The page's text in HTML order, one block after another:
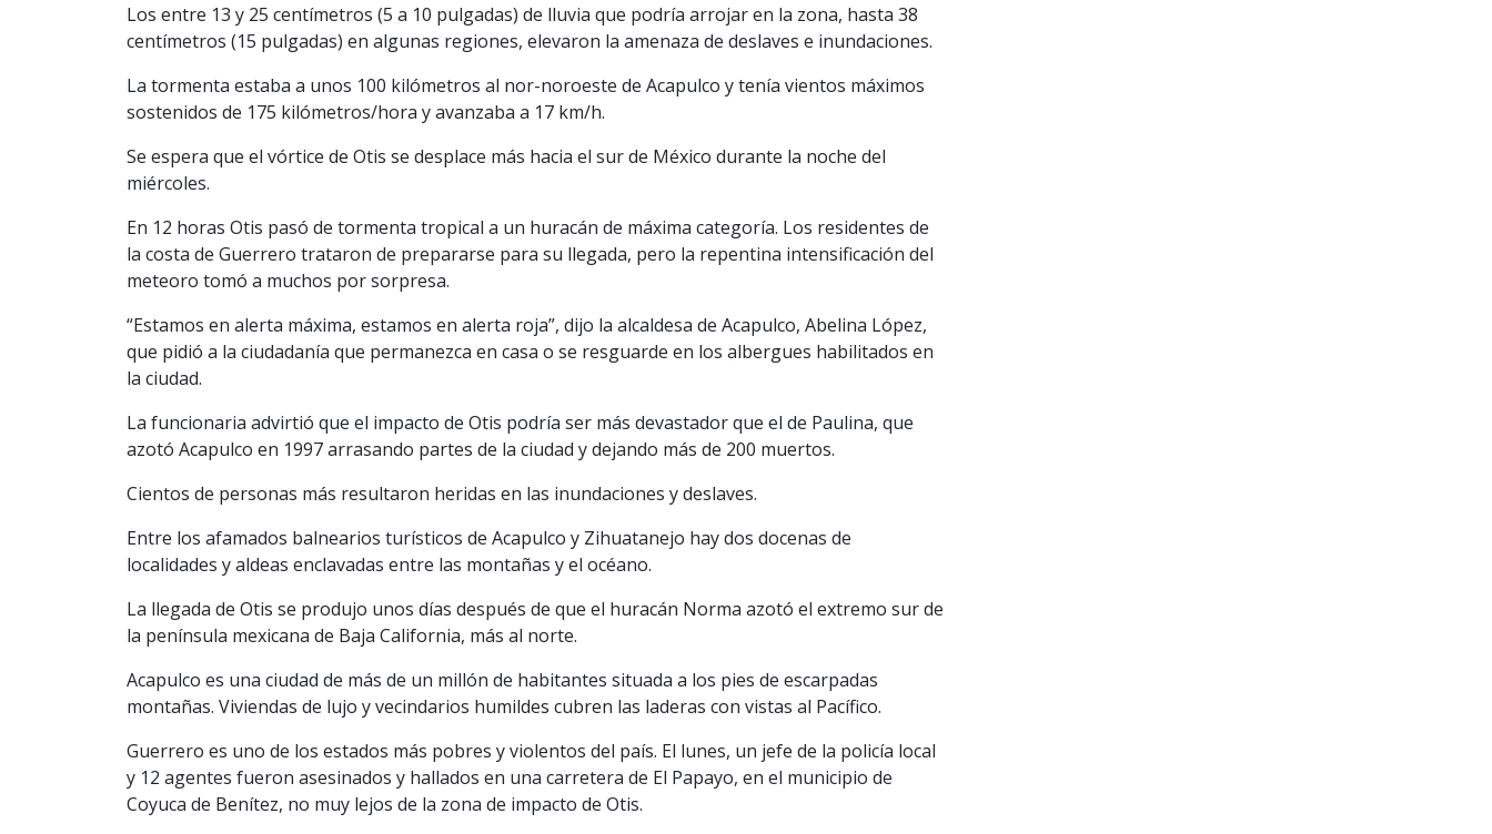
Los entre 13 y 25 centímetros (5 a 10 pulgadas) de lluvia que podría arrojar en la zona, hasta 38
centímetros (15 pulgadas) en algunas regiones, elevaron la amenaza de deslaves e inundaciones.
La tormenta estaba a unos 100 kilómetros al nor-noroeste de Acapulco y tenía vientos máximos
sostenidos de 175 kilómetros/hora y avanzaba a 17 km/h.
Se espera que el vórtice de Otis se desplace más hacia el sur de México durante la noche del
miércoles.
En 12 horas Otis pasó de tormenta tropical a un huracán de máxima categoría. Los residentes de
la costa de Guerrero trataron de prepararse para su llegada, pero la repentina intensificación del
meteoro tomó a muchos por sorpresa.
“Estamos en alerta máxima, estamos en alerta roja”, dijo la alcaldesa de Acapulco, Abelina López,
que pidió a la ciudadanía que permanezca en casa o se resguarde en los albergues habilitados en
la ciudad.
La funcionaria advirtió que el impacto de Otis podría ser más devastador que el de Paulina, que
azotó Acapulco en 1997 arrasando partes de la ciudad y dejando más de 200 muertos.
Cientos de personas más resultaron heridas en las inundaciones y deslaves.
Entre los afamados balnearios turísticos de Acapulco y Zihuatanejo hay dos docenas de
localidades y aldeas enclavadas entre las montañas y el océano.
La llegada de Otis se produjo unos días después de que el huracán Norma azotó el extremo sur de
la península mexicana de Baja California, más al norte.
Acapulco es una ciudad de más de un millón de habitantes situada a los pies de escarpadas
montañas. Viviendas de lujo y vecindarios humildes cubren las laderas con vistas al Pacífico.
Guerrero es uno de los estados más pobres y violentos del país. El lunes, un jefe de la policía local
y 12 agentes fueron asesinados y hallados en una carretera de El Papayo, en el municipio de
Coyuca de Benítez, no muy lejos de la zona de impacto de Otis.